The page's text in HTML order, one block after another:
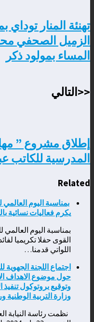
تهنئة المنار
الزميل الصحفي
المساء بمولود ذكر
<<التالي
إطلاق مشروع ”
المدرسية للكاتب
Related
بمناسبة اليوم
يكرم فعاليات نسائية
بمناسبة اليوم
القوى حفلا تكريميا
اللواتي قدمنا…
اجتماع اللجنة الجهوية
وتوقيع بروتوكول تنفيذ
وزارة التربية الوطنية
نظمت رئاسة النيابة